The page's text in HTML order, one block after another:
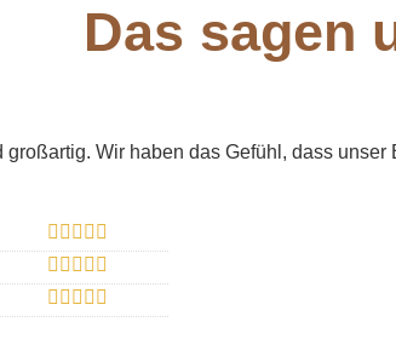
Das sagen
Wir haben das Gefühl, dass